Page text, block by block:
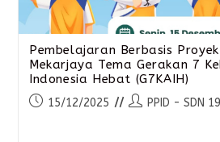
Pembelajaran Berbasis
Mekarjaya Tema Gerakan 7
Indonesia Hebat (G7KAIH)
15/12/2025 PPID - SDN